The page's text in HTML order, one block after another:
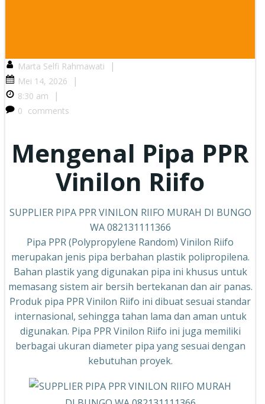
Marta Selfi Rahmawati |
Mei 14, 2026 |
8:30 am |
0 comments
Mengenal Pipa PPR
Vinilon Riifo
SUPPLIER PIPA PPR VINILON RIIFO MURAH DI BUNGO
WA 082131111366
Pipa PPR (Polypropylene Random) Vinilon Riifo
merupakan jenis pipa berbahan plastik polipropilena.
Bahan plastik yang digunakan pipa ini khusus untuk
memasang sistem air bersih bertekanan dan air panas.
Produk pipa PPR Vinilon Riifo ini dibuat sesuai standar
internasional, sehingga tahan lama dan aman untuk
digunakan. Pipa PPR Vinilon Riifo ini juga memiliki
berbagai ukuran diameter pipa yang sesuai dengan
kebutuhan proyek.